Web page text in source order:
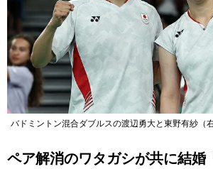
バドミントン混合ダブルスの渡辺勇大と東野有紗（
ペア解消のワタガシが共に結婚